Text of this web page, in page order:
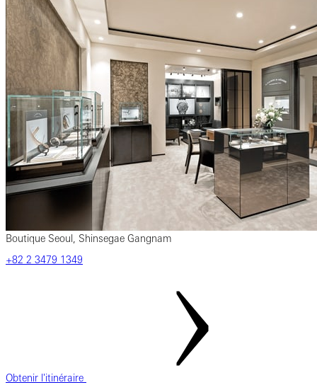
Boutique Seoul, Shinsegae Gangnam
‎+82‎ 2‎ 3479‎ 1349
Obtenir l'itinéraire